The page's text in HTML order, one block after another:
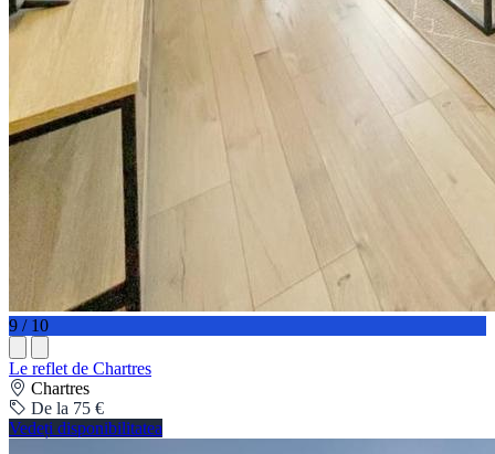
9 / 10
Le reflet de Chartres
Chartres
De la 75 €
Vedeți disponibilitatea